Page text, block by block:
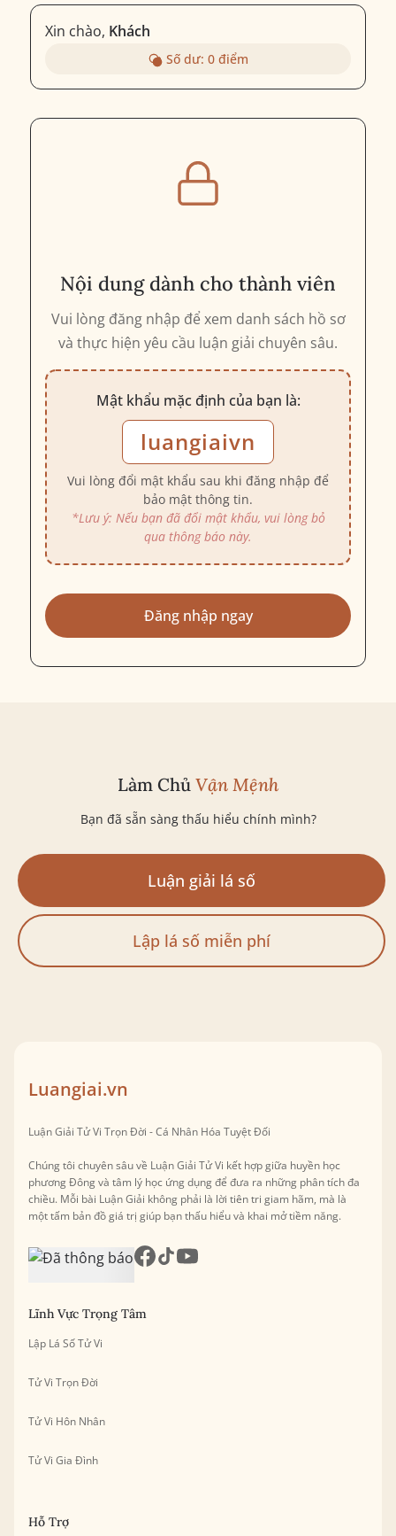
Xin chào, Khách
Số dư: 0điểm
Nội dung dành cho thành viên
Vui lòng đăng nhập để xem danh sách hồ sơ
và thực hiện yêu cầu luận giải chuyên sâu.
Mật khẩu mặc định của bạn là:
luangiaivn
Vui lòng đổi mật khẩu sau khi đăng nhập để
bảo mật thông tin.
*Lưu ý: Nếu bạn đã đổi mật khẩu, vui lòng bỏ
qua thông báo này.
Đăng nhập ngay
Làm Chủ Vận Mệnh
Bạn đã sẵn sàng thấu hiểu chính mình?
Luận giải lá số
Lập lá số miễn phí
Luangiai.vn
Luận Giải Tử Vi Trọn Đời - Cá Nhân Hóa Tuyệt Đối
Chúng tôi chuyên sâu về Luận Giải Tử Vi kết hợp giữa huyền học
phương Đông và tâm lý học ứng dụng để đưa ra những phân tích đa
chiều. Mỗi bài Luận Giải không phải là lời tiên tri giam hãm, mà là
một tấm bản đồ giá trị giúp bạn thấu hiểu và khai mở tiềm năng.
Lĩnh Vực Trọng Tâm
Lập Lá Số Tử Vi
Tử Vi Trọn Đời
Tử Vi Hôn Nhân
Tử Vi Gia Đình
Hỗ Trợ